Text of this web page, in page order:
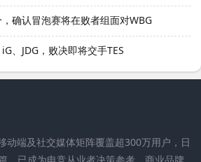
确认冒泡赛将在败者组面对WBG
、JDG，败决即将交手TES
动端及社交媒体矩阵覆盖超300万用户，日